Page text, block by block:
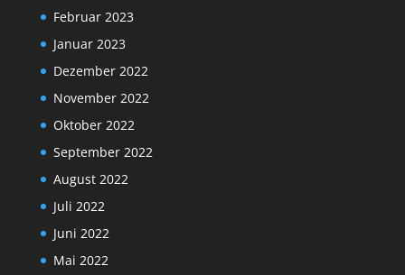
Februar 2023
Januar 2023
Dezember 2022
November 2022
Oktober 2022
September 2022
August 2022
Juli 2022
Juni 2022
Mai 2022